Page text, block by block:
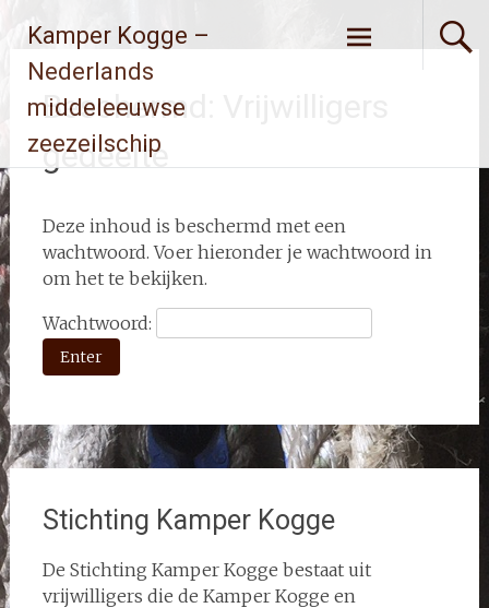
naarKamper Kogge –
Nederlands
middeleeuwse
zeezeilschip
Beschermd: Vrijwilligers
gedeelte
Deze inhoud is beschermd met een
wachtwoord. Voer hieronder je wachtwoord in
om het te bekijken.
Wachtwoord:
Stichting Kamper Kogge
De Stichting Kamper Kogge bestaat uit
vrijwilligers die de Kamper Kogge en